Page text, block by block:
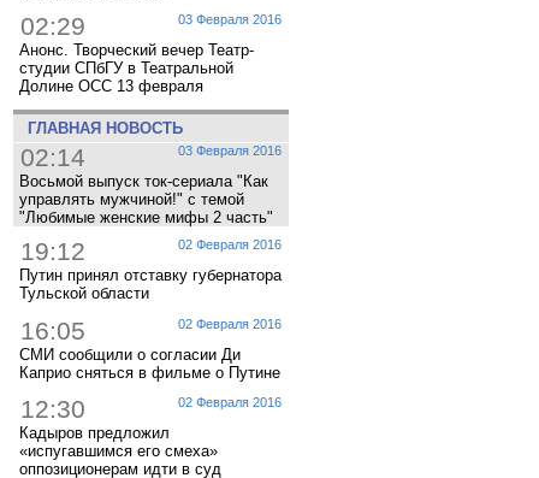
03 Февраля 2016
02:29
Анонс. Творческий вечер Театр-
студии СПбГУ в Театральной
Долине ОСС 13 февраля
ГЛАВНАЯ НОВОСТЬ
03 Февраля 2016
02:14
Восьмой выпуск ток-сериала "Как
управлять мужчиной!" с темой
"Любимые женские мифы 2 часть"
02 Февраля 2016
19:12
Путин принял отставку губернатора
Тульской области
02 Февраля 2016
16:05
СМИ сообщили о согласии Ди
Каприо сняться в фильме о Путине
02 Февраля 2016
12:30
Кадыров предложил
«испугавшимся его смеха»
оппозиционерам идти в суд